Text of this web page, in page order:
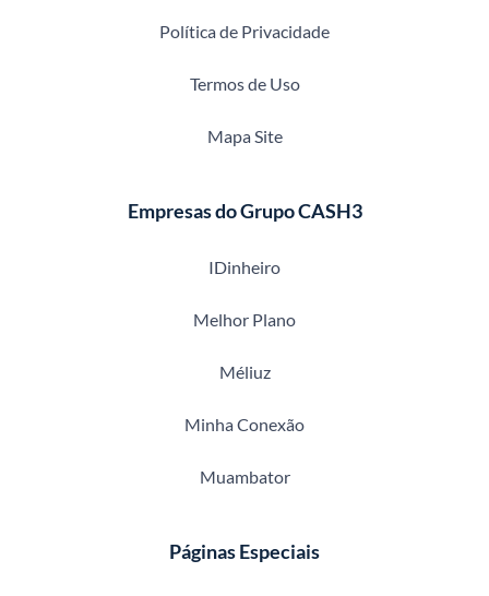
Política de Privacidade
Termos de Uso
Mapa Site
Empresas do Grupo CASH3
IDinheiro
Melhor Plano
Méliuz
Minha Conexão
Muambator
Páginas Especiais